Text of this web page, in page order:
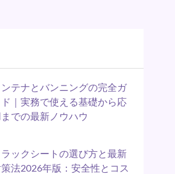
ンテナとバンニングの完全ガ
ド｜実務で使える基礎から応
までの最新ノウハウ
ラックシートの選び方と最新
策法2026年版：安全性とコス